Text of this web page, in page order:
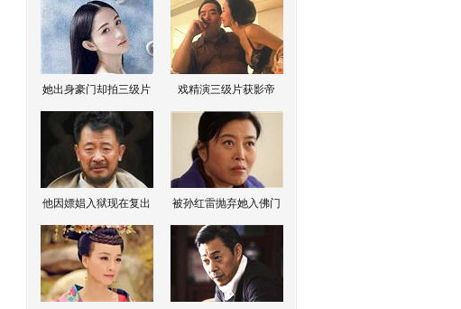
她出身豪门却拍三级片 戏精演三级片获影帝
他因嫖娼入狱现在复出 被孙红雷抛弃她入佛门